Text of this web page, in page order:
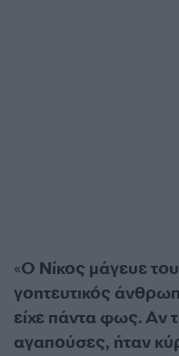
«Ο Νίκος μάγευε
γοητευτικός
είχε πάντα φως. Αν
αγαπούσες, ήταν